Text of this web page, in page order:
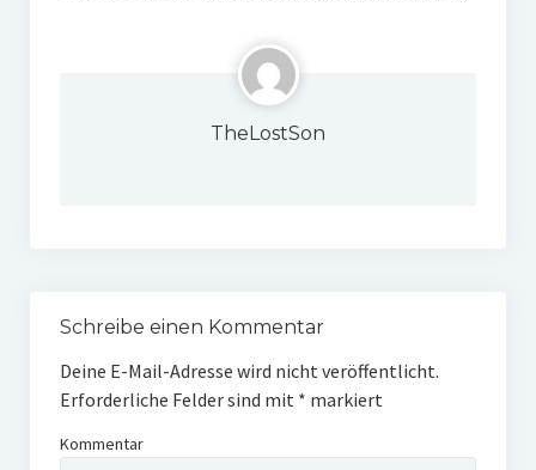
TheLostSon
Schreibe einen Kommentar
Deine E-Mail-Adresse wird nicht veröffentlicht.
Erforderliche Felder sind mit * markiert
Kommentar